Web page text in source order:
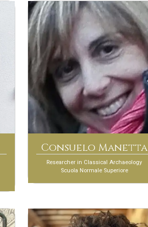
Consuelo Manetta
Researcher in Classical Archaeology
Scuola Normale Superiore